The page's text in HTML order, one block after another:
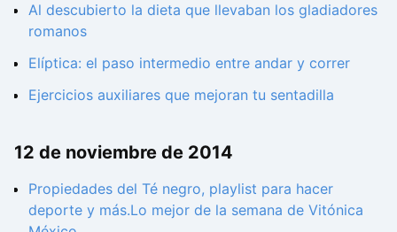
Al descubierto la dieta que llevaban los gladiadores
romanos
Elíptica: el paso intermedio entre andar y correr
Ejercicios auxiliares que mejoran tu sentadilla
12 de noviembre de 2014
Propiedades del Té negro, playlist para hacer
deporte y más.Lo mejor de la semana de Vitónica